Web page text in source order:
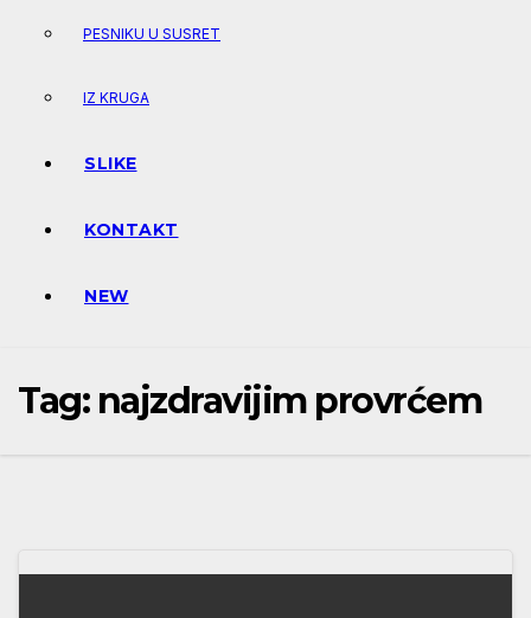
PESNIKU U SUSRET
IZ KRUGA
SLIKE
KONTAKT
NEW
Tag: najzdravijim provrćem